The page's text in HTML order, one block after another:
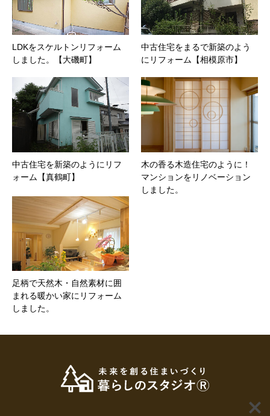
LDKをスケルトンリフォーム
しました。【大磯町】
中古住宅をまるで新築のよう
にリフォーム【相模原市】
中古住宅を新築のようにリフ
ォーム【真鶴町】
木の香る木造住宅のように！
マンションをリノベーション
しました。
足柄で天然木・自然素材に囲
まれる暖かい家にリフォーム
しました。